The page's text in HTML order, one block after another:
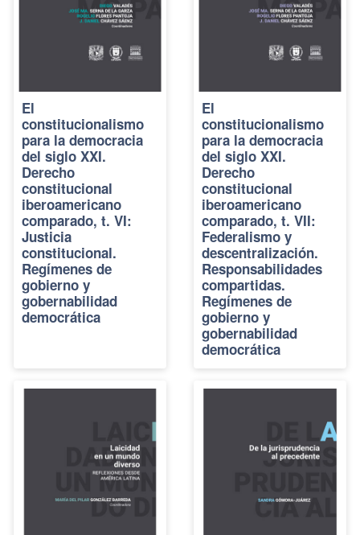
El
constitucionalismo
para la democracia
del siglo XXI.
Derecho
constitucional
iberoamericano
comparado, t. VI:
Justicia
constitucional.
Regímenes de
gobierno y
gobernabilidad
democrática
El
constitucionalismo
para la democracia
del siglo XXI.
Derecho
constitucional
iberoamericano
comparado, t. VII:
Federalismo y
descentralización.
Responsabilidades
compartidas.
Regímenes de
gobierno y
gobernabilidad
democrática